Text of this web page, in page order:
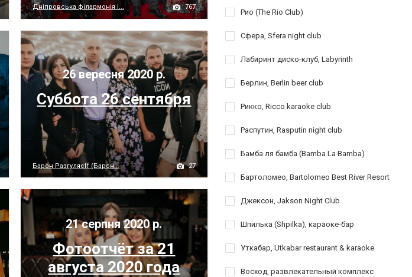
Дніпровська філармонія і... 767
26 вересня 2020 р.
Суббота 26 сентября
Барон Разгуляєff (Барон... 27
21 серпня 2020 р.
Фотоотчёт за 21
августа 2020 года
Рио (The Rio Club)
Сфера, Sfera night club
Лабиринт диско-клуб, Labyrinth
Берлин, Berlin beer club
Рикко, Ricco karaoke club
Распутин, Rasputin night club
Бамба ля бамба (Bamba La Bamba)
Бартоломео, Bartolomeo Best River Resort
Джексон, Jakson Night Club
Шпилька (Shpilka), караоке-бар
Уткабар, Utkabar restaurant & karaoke
Восход, развлекательный комплекс